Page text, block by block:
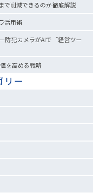
で削減できるのか徹底解説
活用術
犯カメラがAIで「経営ツー
を高める戦略
リー